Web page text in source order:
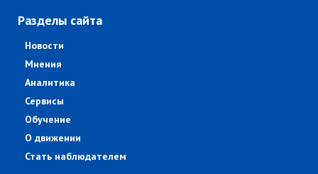
Разделы сайта
Новости
Мнения
Аналитика
Сервисы
Обучение
О движении
Стать наблюдателем